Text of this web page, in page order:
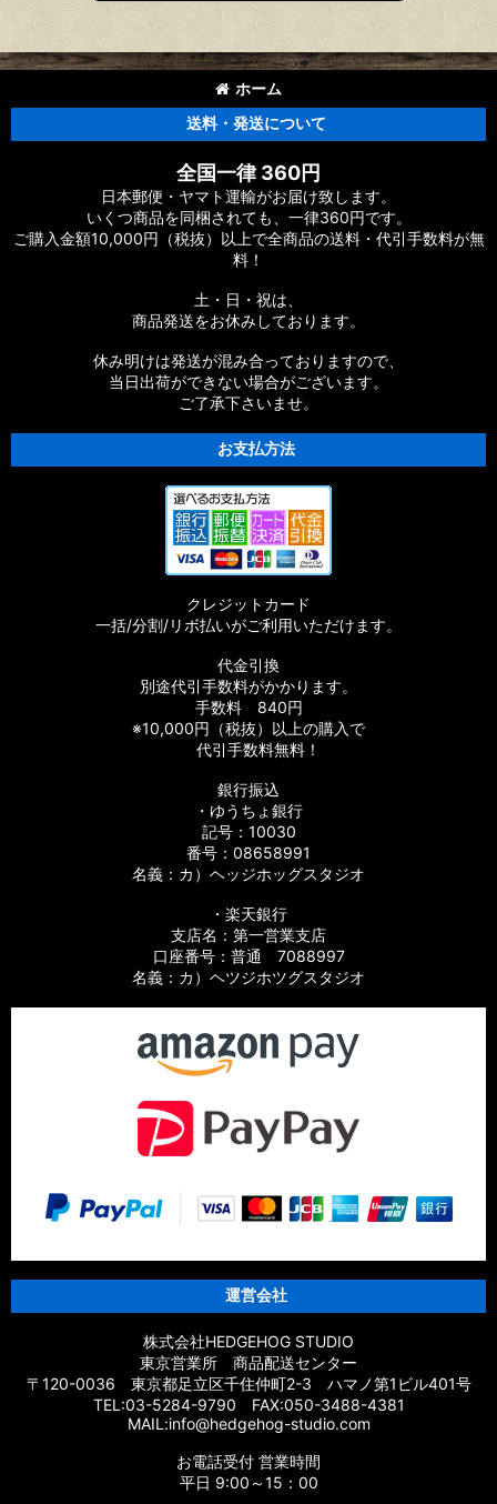
ホーム
送料・発送について
全国一律 360円
日本郵便・ヤマト運輸がお届け致します。
いくつ商品を同梱されても、一律360円です。
ご購入金額10,000円（税抜）以上で全商品の送料・代引手数料が無
料！
土・日・祝は、
商品発送をお休みしております。
休み明けは発送が混み合っておりますので、
当日出荷ができない場合がございます。
ご了承下さいませ。
お支払方法
クレジットカード
一括/分割/リボ払いがご利用いただけます。
代金引換
別途代引手数料がかかります。
手数料 840円
※10,000円（税抜）以上の購入で
代引手数料無料！
銀行振込
・ゆうちょ銀行
記号：10030
番号：08658991
名義：カ）ヘッジホッグスタジオ
・楽天銀行
支店名：第一営業支店
口座番号：普通 7088997
名義：カ）ヘツジホツグスタジオ
運営会社
株式会社HEDGEHOG STUDIO
東京営業所 商品配送センター
〒120-0036 東京都足立区千住仲町2-3 ハマノ第1ビル401号
TEL:03-5284-9790 FAX:050-3488-4381
MAIL:info@hedgehog-studio.com
お電話受付 営業時間
平日 9:00～15：00